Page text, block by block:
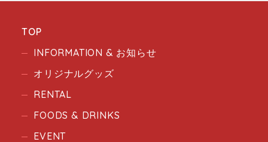
TOP
INFORMATION & お知らせ
オリジナルグッズ
RENTAL
FOODS & DRINKS
EVENT